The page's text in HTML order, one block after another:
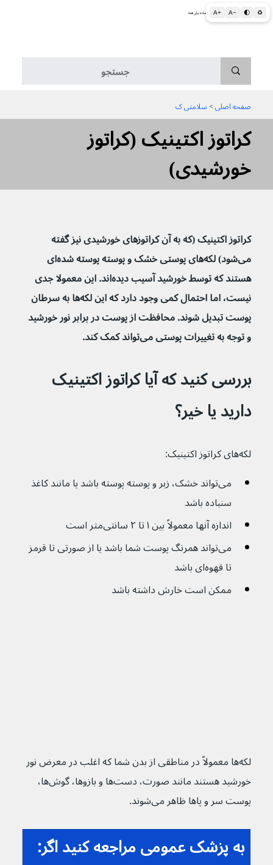
A+ A− 🌓 ♻ اطلاعات پزشکی و بهداشتی به زبان ساده برای همه
کراتوز اکتینیک (کراتوز
خورشیدی)
صفحه اصلی > سلامتی ک
کراتوز اکتینیک (که به آن کراتوزهای خورشیدی نیز گفته
می‌شود) لکه‌های پوستی خشک و پوسته پوسته شده‌ای
هستند که توسط خورشید آسیب دیده‌اند. این معمولا جدی
نیست، اما احتمال کمی وجود دارد که این لکه‌ها به سرطان
پوست تبدیل شوند. محافظت از پوست در برابر نور خورشید
و توجه به تغییرات پوستی می‌تواند کمک کند.
بررسی کنید که آیا کراتوز اکتینیک
دارید یا خیر؟
لکه‌های کراتوز اکتینیک:
می‌تواند خشک، زبر و پوسته پوسته باشد یا مانند کاغذ
سنباده باشد
اندازه آنها معمولاً بین ۱ تا ۲ سانتی‌متر است
می‌تواند همرنگ پوست شما باشد یا از صورتی تا قرمز
تا قهوه‌ای باشد
ممکن است خارش داشته باشد
لکه‌ها معمولاً در مناطقی از بدن شما که اغلب در معرض نور
خورشید هستند مانند صورت، دست‌ها و بازوها، گوش‌ها،
پوست سر و پاها ظاهر می‌شوند.
به پزشک عمومی مراجعه کنید اگر: